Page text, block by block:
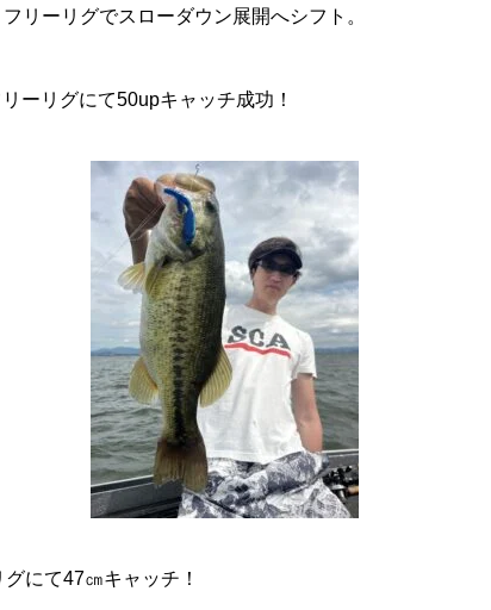
リーリグでスローダウン展開へシフト。
ーリグにて50upキャッチ成功！
にて47㎝キャッチ！